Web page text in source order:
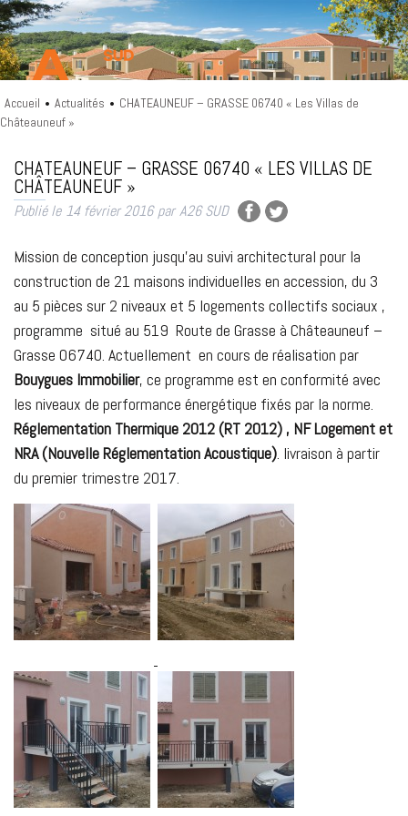
Accueil • Actualités • CHATEAUNEUF – GRASSE 06740 « Les Villas de
Châteauneuf »
CHATEAUNEUF – GRASSE 06740 « LES VILLAS DE
CHÂTEAUNEUF »
Publié le 14 février 2016 par A26 SUD
Mission de conception jusqu’au suivi architectural pour la
construction de 21 maisons individuelles en accession, du 3
au 5 pièces sur 2 niveaux et 5 logements collectifs sociaux ,
programme situé au 519 Route de Grasse à Châteauneuf –
Grasse 06740. Actuellement en cours de réalisation par
Bouygues Immobilier, ce programme est en conformité avec
les niveaux de performance énergétique fixés par la norme.
Réglementation Thermique 2012 (RT 2012) , NF Logement et
NRA (NouvelleRéglementation Acoustique). livraison à partir
du premier trimestre 2017.